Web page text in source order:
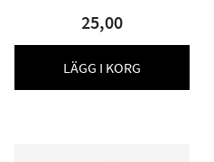
25,00
LÄGG I KORG